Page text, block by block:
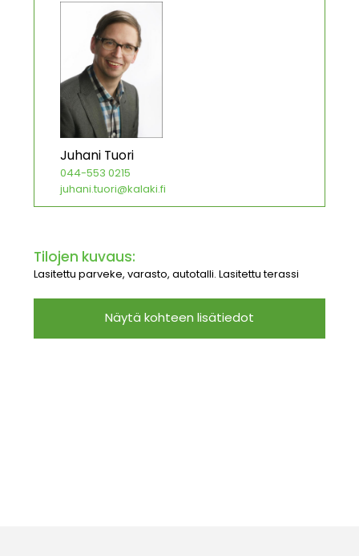
Juhani Tuori
044-553 0215
juhani.tuori@kalaki.fi
Tilojen kuvaus:
Lasitettu parveke, varasto, autotalli. Lasitettu terassi
Näytä kohteen lisätiedot